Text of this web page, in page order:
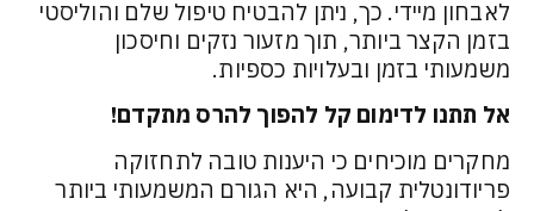
לאבחון מיידי. כך, ניתן להבטיח טיפול שלם והוליסטי
בזמן הקצר ביותר, תוך מזעור נזקים וחיסכון
משמעותי בזמן ובעלויות כספיות.
אל תתנו לדימום קל להפוך להרס מתקדם!
מחקרים מוכיחים כי היענות טובה לתחזוקה
פריודונטלית קבועה, היא הגורם המשמעותי ביותר